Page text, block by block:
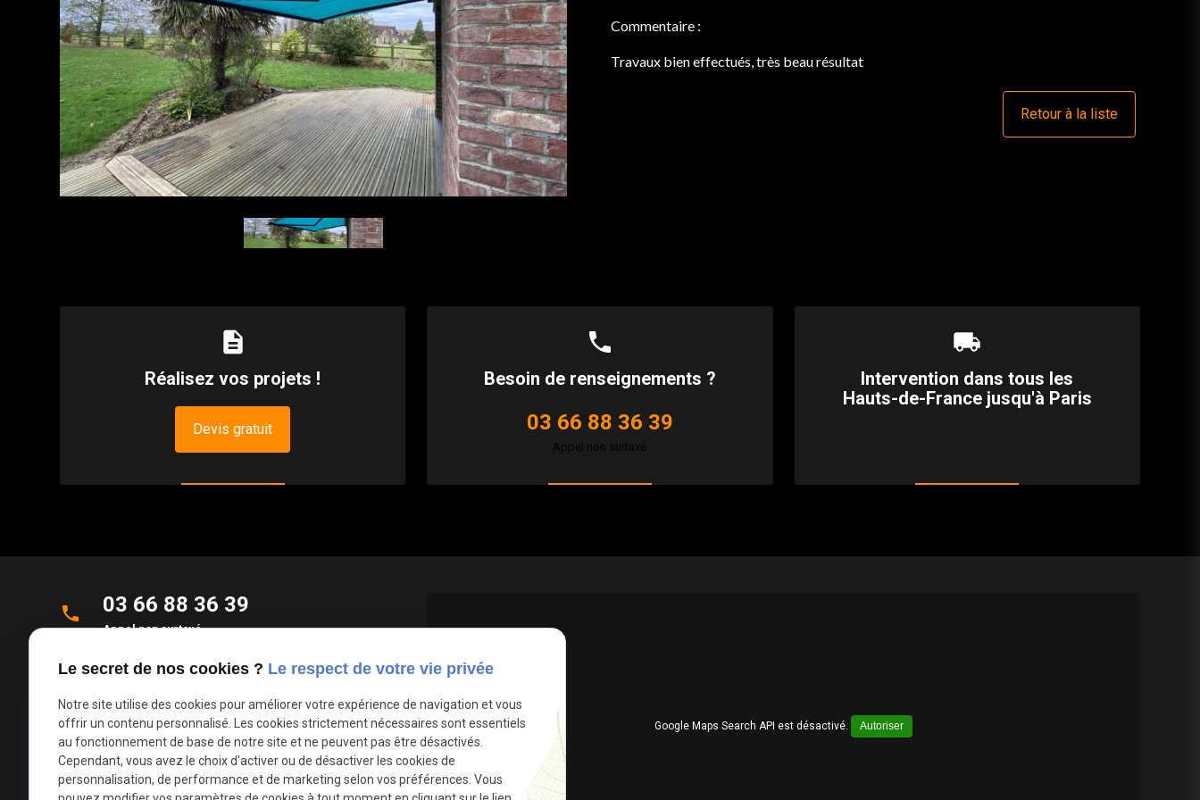
Commentaire :
Travaux bien effectués, très beau résultat
Retour à la liste
description
Réalisez vos projets !
Devis gratuit
phone
Besoin de renseignements ?
03 66 88 36 39
Appel non surtaxé
local_shipping
Intervention dans tous les
Hauts-de-France jusqu'à Paris
phone 03 66 88 36 39
Appel non surtaxé
place
Allée des Roseaux
59270 Bailleul
mail contact@deco-stores.com
Google Maps Search API est désactivé. Autoriser
Le secret de nos cookies ? Le respect de votre vie privée
Notre site utilise des cookies pour améliorer votre expérience de navigation et vous
offrir un contenu personnalisé. Les cookies strictement nécessaires sont essentiels
au fonctionnement de base de notre site et ne peuvent pas être désactivés.
Cependant, vous avez le choix d'activer ou de désactiver les cookies de
personnalisation, de performance et de marketing selon vos préférences. Vous